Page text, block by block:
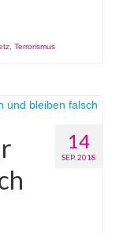
Terrorismus
14
SEP. 2018